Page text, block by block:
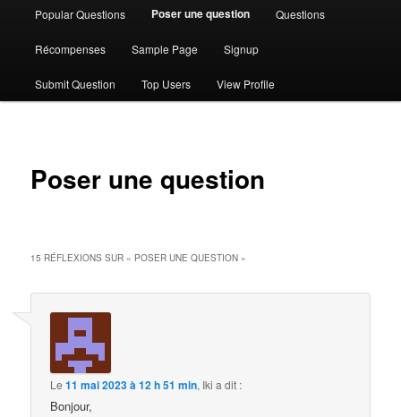
Popular Questions Poser une question Questions
Récompenses Sample Page Signup
Submit Question Top Users View Profile
Poser une question
15 RÉFLEXIONS SUR « POSER UNE QUESTION »
Le11 mai 2023 à 12 h 51 min, Iki a dit :
Bonjour,